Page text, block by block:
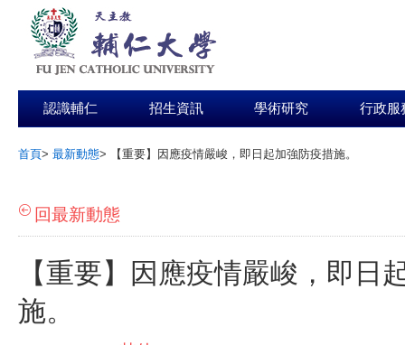
認識輔仁 招生資訊 學術研究 行政服
首頁> 最新動態> 【重要】因應疫情嚴峻，即日起加強防疫措施。
回最新動態
【重要】因應疫情嚴峻，即日
施。